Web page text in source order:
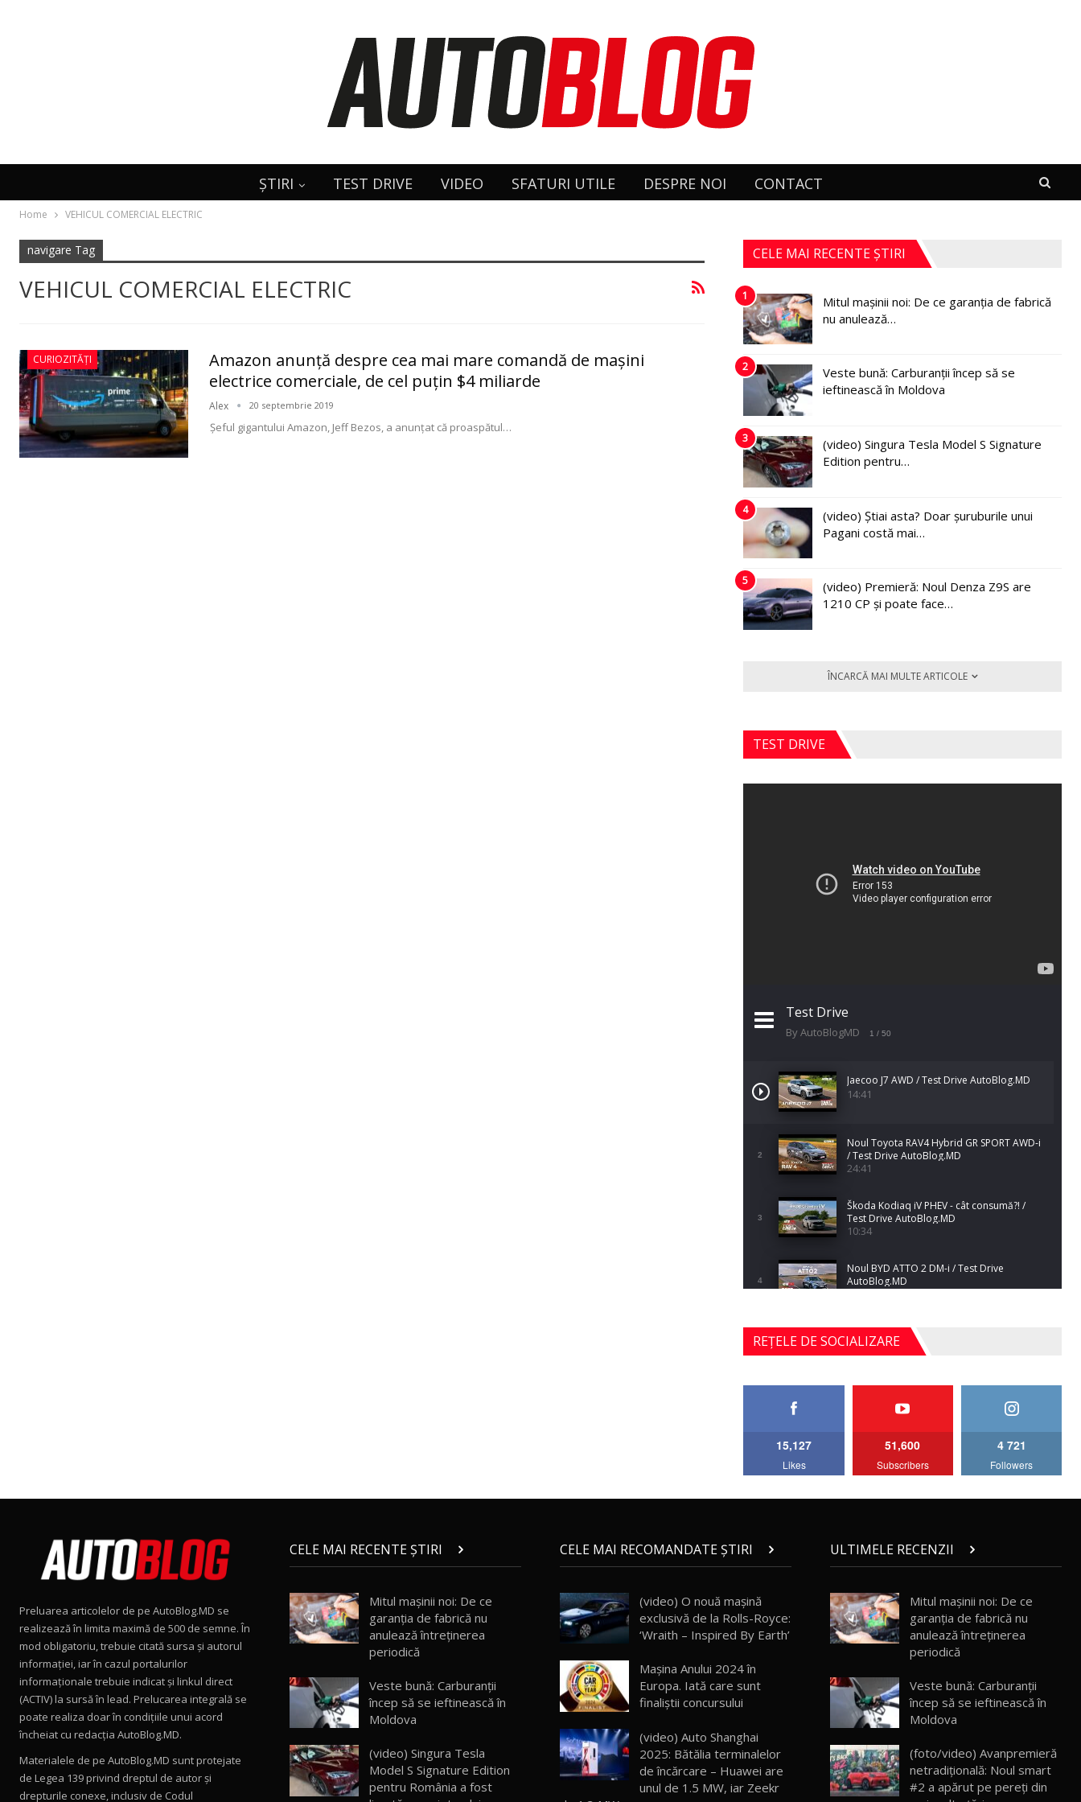
ȘTIRI TEST DRIVE VIDEO SFATURI UTILE DESPRE NOI CONTACT
Home VEHICUL COMERCIAL ELECTRIC
navigare Tag
VEHICUL COMERCIAL ELECTRIC
CURIOZITĂȚI
Amazon anunţă despre cea mai mare comandă de maşini
electrice comerciale, de cel puţin $4 miliarde
Alex 20 septembrie 2019
Şeful gigantului Amazon, Jeff Bezos, a anunţat că proaspătul…
CELE MAI RECENTE ȘTIRI
1
Mitul mașinii noi: De ce garanția de fabrică
nu anulează…
2
Veste bună: Carburanții încep să se
ieftinească în Moldova
3
(video) Singura Tesla Model S Signature
Edition pentru…
4
(video) Știai asta? Doar șuruburile unui
Pagani costă mai…
5
(video) Premieră: Noul Denza Z9S are
1210 CP și poate face…
ÎNCARCĂ MAI MULTE ARTICOLE
TEST DRIVE
Test Drive
By AutoBlogMD 1 / 50
Jaecoo J7 AWD / Test Drive AutoBlog.MD
14:41
2
Noul Toyota RAV4 Hybrid GR SPORT AWD-i
/ Test Drive AutoBlog.MD
24:41
3
Škoda Kodiaq iV PHEV - cât consumă?! /
Test Drive AutoBlog.MD
10:34
4
Noul BYD ATTO 2 DM-i / Test Drive
AutoBlog.MD
5
Noul Mercedes-Benz S-Class facelift (S 580
4MATIC V223) / Test Drive AutoBlog.MD
27:33
AutoBlog.MD
15:08
15:22
Mercedes-AMG E 53 HYBRID 4MATIC+ /
Test Drive AutoBlog.MD
Noul Volvo ES90 / Test Drive AutoBlog.MD
27:58
Noul MG HS / Test Drive AutoBlog.MD
16:48
REȚELE DE SOCIALIZARE
15,127
Likes
51,600
Subscribers
4 721
Followers
Preluarea articolelor de pe AutoBlog.MD se
realizează în limita maximă de 500 de semne. În
mod obligatoriu, trebuie citată sursa și autorul
informației, iar în cazul portalurilor
informaționale trebuie indicat și linkul direct
(ACTIV) la sursă în lead. Prelucarea integrală se
poate realiza doar în condițiile unui acord
încheiat cu redacţia AutoBlog.MD.
Materialele de pe AutoBlog.MD sunt protejate
de Legea 139 privind dreptul de autor și
drepturile conexe, inclusiv de Codul
CELE MAI RECENTE ȘTIRI
Mitul mașinii noi: De ce
garanția de fabrică nu
anulează întreținerea
periodică
Veste bună: Carburanții
încep să se ieftinească în
Moldova
(video) Singura Tesla
Model S Signature Edition
pentru România a fost
CELE MAI RECOMANDATE ȘTIRI
(video) O nouă maşină
exclusivă de la Rolls-Royce:
‘Wraith – Inspired By Earth’
Mașina Anului 2024 în
Europa. Iată care sunt
finaliștii concursului
(video) Auto Shanghai
2025: Bătălia terminalelor
de încărcare – Huawei are
unul de 1.5 MW, iar Zeekr
ULTIMELE RECENZII
Mitul mașinii noi: De ce
garanția de fabrică nu
anulează întreținerea
periodică
Veste bună: Carburanții
încep să se ieftinească în
Moldova
(foto/video) Avanpremieră
netradițională: Noul smart
#2 a apărut pe pereți din